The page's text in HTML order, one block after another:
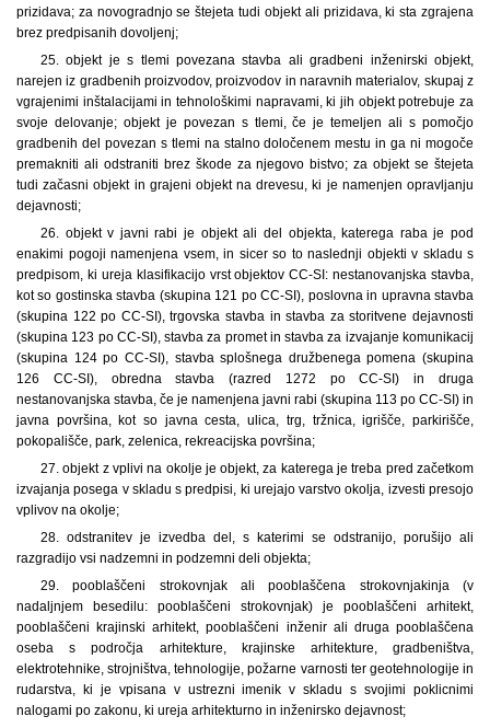
prizidava; za novogradnjo se štejeta tudi objekt ali prizidava, ki sta zgrajena
brez predpisanih dovoljenj;
25. objekt je s tlemi povezana stavba ali gradbeni inženirski objekt,
narejen iz gradbenih proizvodov, proizvodov in naravnih materialov, skupaj z
vgrajenimi inštalacijami in tehnološkimi napravami, ki jih objekt potrebuje za
svoje delovanje; objekt je povezan s tlemi, če je temeljen ali s pomočjo
gradbenih del povezan s tlemi na stalno določenem mestu in ga ni mogoče
premakniti ali odstraniti brez škode za njegovo bistvo; za objekt se štejeta
tudi začasni objekt in grajeni objekt na drevesu, ki je namenjen opravljanju
dejavnosti;
26. objekt v javni rabi je objekt ali del objekta, katerega raba je pod
enakimi pogoji namenjena vsem, in sicer so to naslednji objekti v skladu s
predpisom, ki ureja klasifikacijo vrst objektov CC-SI: nestanovanjska stavba,
kot so gostinska stavba (skupina 121 po CC-SI), poslovna in upravna stavba
(skupina 122 po CC-SI), trgovska stavba in stavba za storitvene dejavnosti
(skupina 123 po CC-SI), stavba za promet in stavba za izvajanje komunikacij
(skupina 124 po CC-SI), stavba splošnega družbenega pomena (skupina
126 CC-SI), obredna stavba (razred 1272 po CC-SI) in druga
nestanovanjska stavba, če je namenjena javni rabi (skupina 113 po CC-SI) in
javna površina, kot so javna cesta, ulica, trg, tržnica, igrišče, parkirišče,
pokopališče, park, zelenica, rekreacijska površina;
27. objekt z vplivi na okolje je objekt, za katerega je treba pred začetkom
izvajanja posega v skladu s predpisi, ki urejajo varstvo okolja, izvesti presojo
vplivov na okolje;
28. odstranitev je izvedba del, s katerimi se odstranijo, porušijo ali
razgradijo vsi nadzemni in podzemni deli objekta;
29. pooblaščeni strokovnjak ali pooblaščena strokovnjakinja (v
nadaljnjem besedilu: pooblaščeni strokovnjak) je pooblaščeni arhitekt,
pooblaščeni krajinski arhitekt, pooblaščeni inženir ali druga pooblaščena
oseba s področja arhitekture, krajinske arhitekture, gradbeništva,
elektrotehnike, strojništva, tehnologije, požarne varnosti ter geotehnologije in
rudarstva, ki je vpisana v ustrezni imenik v skladu s svojimi poklicnimi
nalogami po zakonu, ki ureja arhitekturno in inženirsko dejavnost;